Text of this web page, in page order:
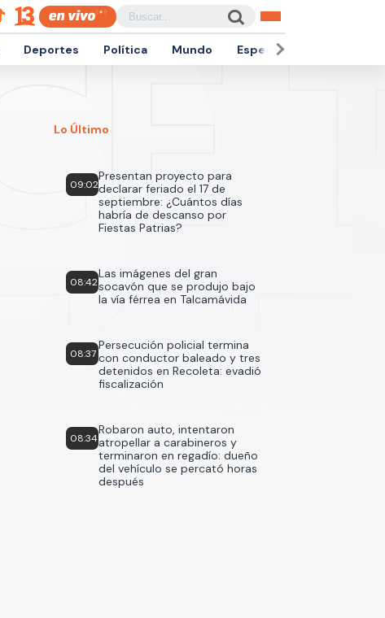
Deportes Política Mundo Espectáculos
Lo Último
09:02
Presentan proyecto para
declarar feriado el 17 de
septiembre: ¿Cuántos días
habría de descanso por
Fiestas Patrias?
08:42
Las imágenes del gran
socavón que se produjo bajo
la vía férrea en Talcamávida
08:37
Persecución policial termina
con conductor baleado y tres
detenidos en Recoleta: evadió
fiscalización
08:34
Robaron auto, intentaron
atropellar a carabineros y
terminaron en regadío: dueño
del vehículo se percató horas
después